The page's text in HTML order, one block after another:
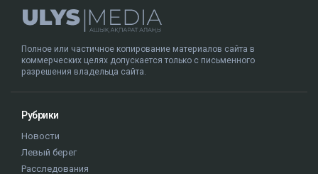
Полное или частичное копирование материалов сайта в
коммерческих целях допускается только с письменного
разрешения владельца сайта.
Рубрики
Новости
Левый берег
Расследования